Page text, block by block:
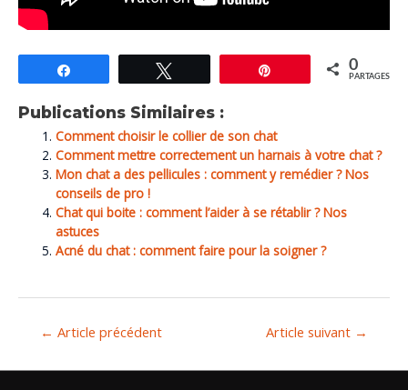
0
PARTAGES
Publications Similaires :
Comment choisir le collier de son chat
Comment mettre correctement un harnais à votre chat ?
Mon chat a des pellicules : comment y remédier ? Nos
conseils de pro !
Chat qui boite : comment l’aider à se rétablir ? Nos
astuces
Acné du chat : comment faire pour la soigner ?
← Article précédent Article suivant →